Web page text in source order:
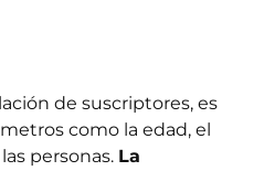
de suscriptores, es
como la edad, el
personas. La